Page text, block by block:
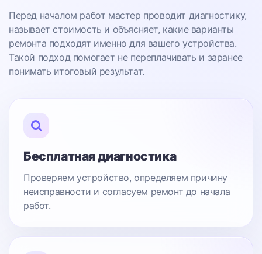
Перед началом работ мастер проводит диагностику,
называет стоимость и объясняет, какие варианты
ремонта подходят именно для вашего устройства.
Такой подход помогает не переплачивать и заранее
понимать итоговый результат.
Бесплатная диагностика
Проверяем устройство, определяем причину
неисправности и согласуем ремонт до начала
работ.